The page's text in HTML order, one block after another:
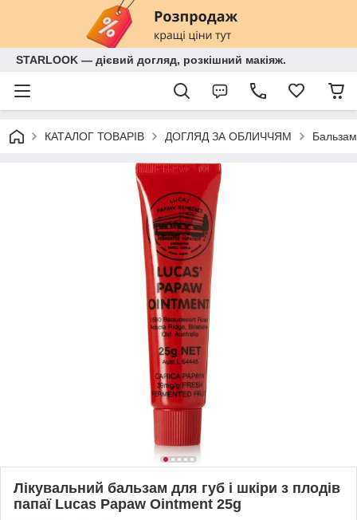
STARLOOK — дієвий догляд, розкішний макіяж.
КАТАЛОГ ТОВАРІВ ДОГЛЯД ЗА ОБЛИЧЧЯМ
Лікувальний бальзам для губ і шкіри з плодів
папаї Lucas Papaw Ointment 25g